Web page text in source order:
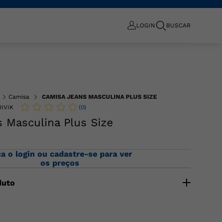
LOGIN BUSCAR
Camisa
CAMISA JEANS MASCULINA PLUS SIZE
(0)
Masculina Plus Size
o login ou cadastre-se para ver
os preços